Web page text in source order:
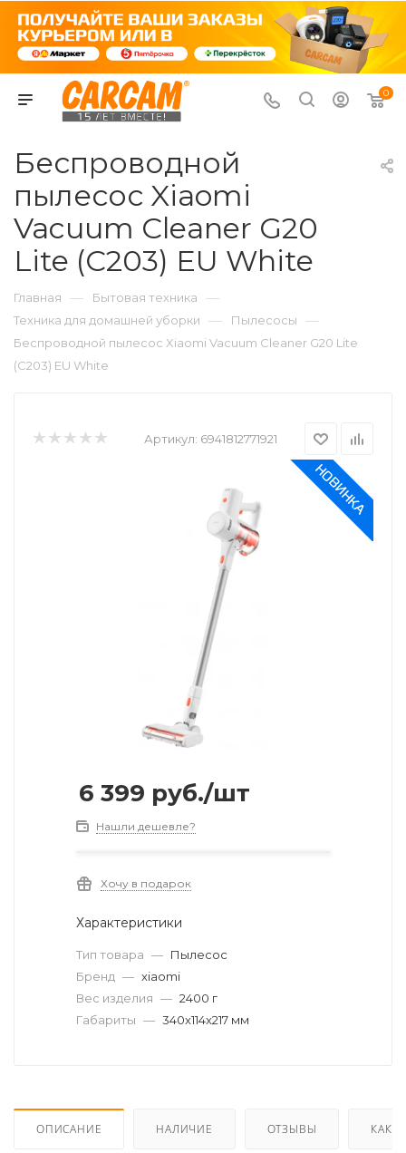
0
Беспроводной
пылесос Xiaomi
Vacuum Cleaner G20
Lite (С203) EU White
Главная — Бытовая техника —
Техника для домашней уборки — Пылесосы —
Беспроводной пылесос Xiaomi Vacuum Cleaner G20 Lite
(С203) EU White
Артикул: 6941812771921
6 399 руб./шт
Нашли дешевле?
Хочу в подарок
Характеристики
Тип товара — Пылесос
Бренд — xiaomi
Вес изделия — 2400 г
Габариты — 340x114x217 мм
ОПИСАНИЕ НАЛИЧИЕ ОТЗЫВЫ КАК